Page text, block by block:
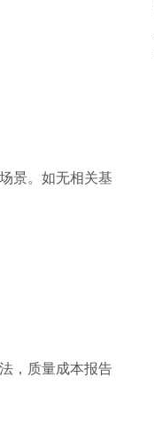
景。如无相关基
，质量成本报告